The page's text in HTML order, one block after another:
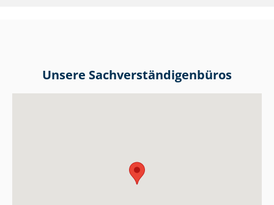
Unsere Sach­ver­stän­di­gen­bü­ros